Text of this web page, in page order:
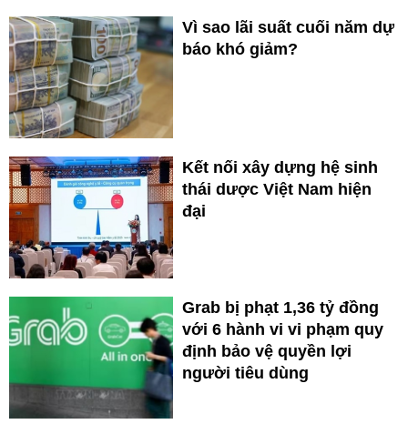
Vì sao lãi suất cuối năm dự
báo khó giảm?
Kết nối xây dựng hệ sinh
thái dược Việt Nam hiện
đại
Grab bị phạt 1,36 tỷ đồng
với 6 hành vi vi phạm quy
định bảo vệ quyền lợi
người tiêu dùng